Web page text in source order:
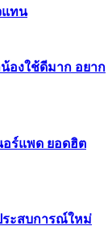
แทน
น้องใช้ดีมาก อยาก
อร์แพด ยอดฮิต
ระสบการณ์ใหม่